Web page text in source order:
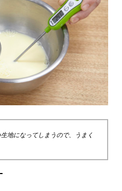
地になってしまうので、うまく